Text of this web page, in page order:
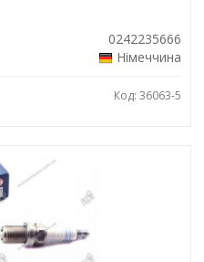
0242235666
Німеччина
Код: 36063-5